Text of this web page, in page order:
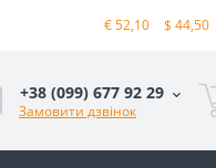
€ 52,10 $ 44,50
+38 (099) 677 92 29
Замовити дзвінок